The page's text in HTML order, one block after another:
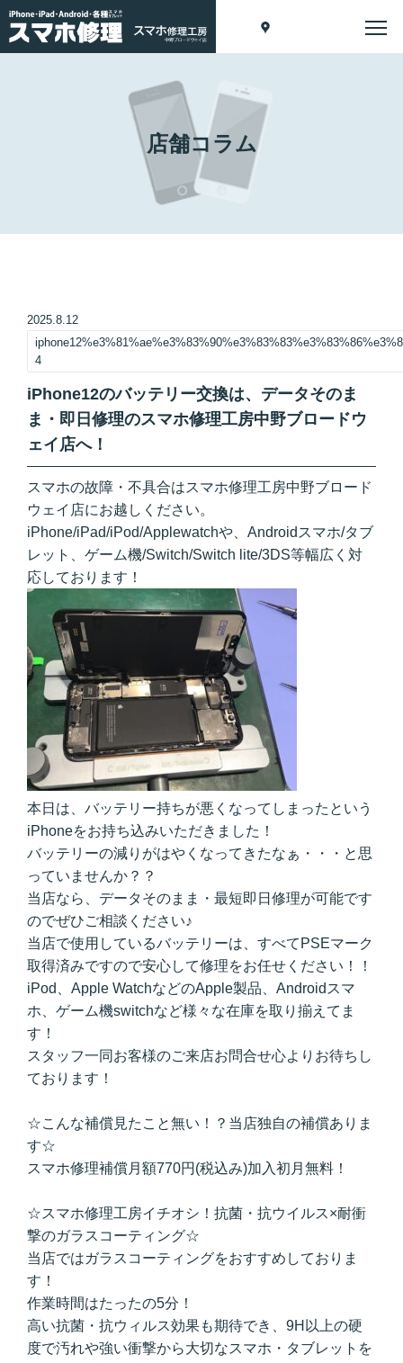
店舗コラム
2025.8.12
4
iPhone12のバッテリー交換は、データそのま
ま・即日修理のスマホ修理工房中野ブロードウ
ェイ店へ！
スマホの故障・不具合はスマホ修理工房中野ブロード
ウェイ店にお越しください。
iPhone/iPad/iPod/Applewatchや、Androidスマホ/タブ
レット、ゲーム機/Switch/Switch lite/3DS等幅広く対
応しております！
本日は、バッテリー持ちが悪くなってしまったという
iPhoneをお持ち込みいただきました！
バッテリーの減りがはやくなってきたなぁ・・・と思
っていませんか？？
当店なら、データそのまま・最短即日修理が可能です
のでぜひご相談ください♪
当店で使用しているバッテリーは、すべてPSEマーク
取得済みですので安心して修理をお任せください！！
iPod、Apple WatchなどのApple製品、Androidスマ
ホ、ゲーム機switchなど様々な在庫を取り揃えてま
す！
スタッフ一同お客様のご来店お問合せ心よりお待ちし
ております！
☆こんな補償見たこと無い！？当店独自の補償ありま
す☆
スマホ修理補償月額770円(税込み)加入初月無料！
☆スマホ修理工房イチオシ！抗菌・抗ウイルス×耐衝
撃のガラスコーティング☆
当店ではガラスコーティングをおすすめしておりま
す！
作業時間はたったの5分！
高い抗菌・抗ウィルス効果も期待でき、9H以上の硬
度で汚れや強い衝撃から大切なスマホ・タブレットを